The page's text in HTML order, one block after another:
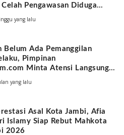
Pengawasan Diduga
Oknum
yang lalu
Belum Ada Pemanggilan
Pimpinan
Minta Atensi Langsung
yang lalu
Asal Kota Jambi, Afia
Islamy Siap Rebut Mahkota
2026